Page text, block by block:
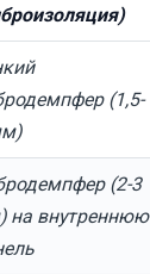
(1,5-
(2-3
на внутреннюю